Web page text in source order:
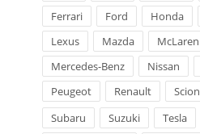
Ferrari
Ford Honda
Lexus
Mazda McLaren
Mercedes-Benz
Nissan
Peugeot
Renault Scion
Subaru
Suzuki Tesla